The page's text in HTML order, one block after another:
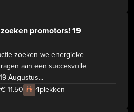
promotors! 19
zoeken we energieke
aan een succesvolle
Augustus...
€ 11.50 👫 4plekken